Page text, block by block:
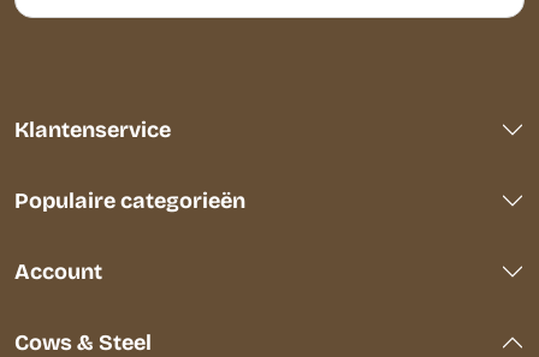
Klantenservice
Populaire categorieën
Account
Cows & Steel